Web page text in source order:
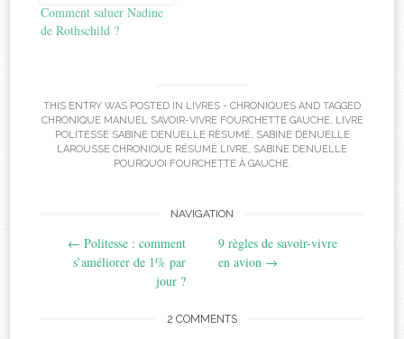
Comment saluer Nadine
de Rothschild ?
THIS ENTRY WAS POSTED IN LIVRES - CHRONIQUES AND TAGGED
CHRONIQUE MANUEL SAVOIR-VIVRE FOURCHETTE GAUCHE, LIVRE
POLITESSE SABINE DENUELLE RÉSUMÉ, SABINE DENUELLE
LAROUSSE CHRONIQUE RÉSUMÉ LIVRE, SABINE DENUELLE
POURQUOI FOURCHETTE À GAUCHE.
navigation
NAVIGATION
← Politesse : comment
s’améliorer de 1% par
jour ?
9 règles de savoir-vivre
en avion →
2 COMMENTS